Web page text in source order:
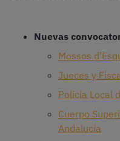
Nuevas
Mossos
Jueces y
Policía Local
Cuerpo
Andalucía